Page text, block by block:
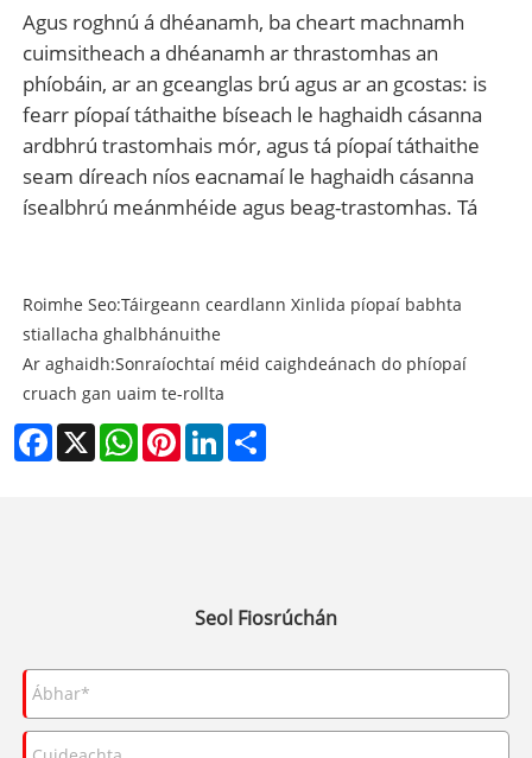
Agus roghnú á dhéanamh, ba cheart machnamh
cuimsitheach a dhéanamh ar thrastomhas an
phíobáin, ar an gceanglas brú agus ar an gcostas: is
fearr píopaí táthaithe bíseach le haghaidh cásanna
ardbhrú trastomhais mór, agus tá píopaí táthaithe
seam díreach níos eacnamaí le haghaidh cásanna
ísealbhrú meánmhéide agus beag-trastomhas. Tá
Roimhe Seo:Táirgeann ceardlann Xinlida píopaí babhta
stiallacha ghalbhánuithe
Ar aghaidh:Sonraíochtaí méid caighdeánach do phíopaí
cruach gan uaim te-rollta
Facebook
X WhatsAppPinterestLinkedIn
Seol Fiosrúchán